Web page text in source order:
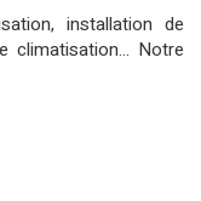
installation de
climatisation... Notre